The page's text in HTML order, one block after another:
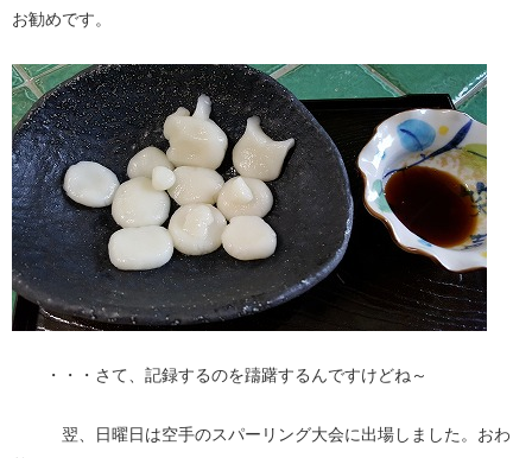
お勧めです。
・・・さて、記録するのを躊躇するんですけどね～
翌、日曜日は空手のスパーリング大会に出場しました。おわ